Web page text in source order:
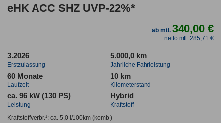
eHK ACC SHZ UVP-22%*
ab mtl.340,00 €
netto mtl. 285,71 €
3.2026
Erstzulassung
5.000,0 km
Jahrliche Fahrleistung
60 Monate
Laufzeit
10 km
Kilometerstand
ca. 96 kW (130 PS)
Leistung
Hybrid
Kraftstoff
Kraftstoffverbr.¹: ca. 5,0 l/100km(komb.)